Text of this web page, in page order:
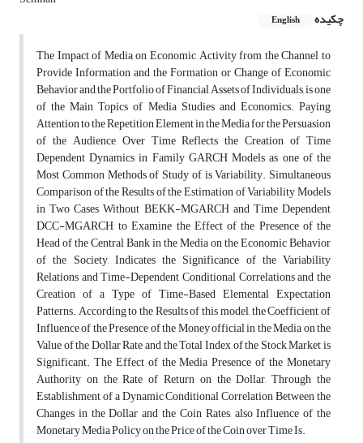
چکیده
English
The Impact of Media on Economic Activity from the Channel to
Provide Information and the Formation or Change of Economic
Behavior and the Portfolio of Financial Assets of Individuals, is one
of the Main Topics of Media Studies and Economics. Paying
Attention to the Repetition Element in the Media for the Persuasion
of the Audience Over Time Reflects the Creation of Time
Dependent Dynamics in Family GARCH Models as one of the
Most Common Methods of Study of is Variability. Simultaneous
Comparison of the Results of the Estimation of Variability Models
in Two Cases Without BEKK-MGARCH and Time Dependent
DCC-MGARCH, to Examine the Effect of the Presence of the
Head of the Central Bank in the Media on the Economic Behavior
of the Society, Indicates the Significance of the Variability
Relations and Time-Dependent Conditional Correlations and the
Creation of a Type of Time-Based Elemental Expectation
Patterns. According to the Results of this model, the Coefficient of
Influence of the Presence of the Money official in the Media on the
Value of the Dollar Rate and the Total Index of the Stock Market is
Significant. The Effect of the Media Presence of the Monetary
Authority on the Rate of Return on the Dollar, Through the
Establishment of a Dynamic Conditional Correlation Between the
Changes in the Dollar and the Coin Rates, also Influence of the
Monetary Media Policy on the Price of the Coin over Time Is.